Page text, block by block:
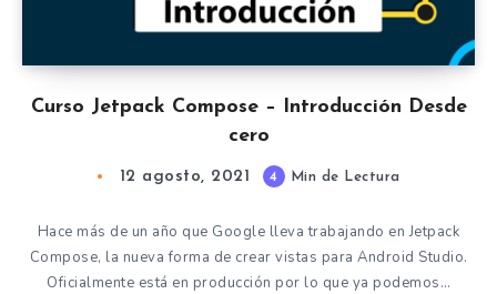
Curso Jetpack Compose – Introducción Desde
cero
12 agosto, 2021 4 Min de Lectura
Hace más de un año que Google lleva trabajando en Jetpack
Compose, la nueva forma de crear vistas para Android Studio.
Oficialmente está en producción por lo que ya podemos…